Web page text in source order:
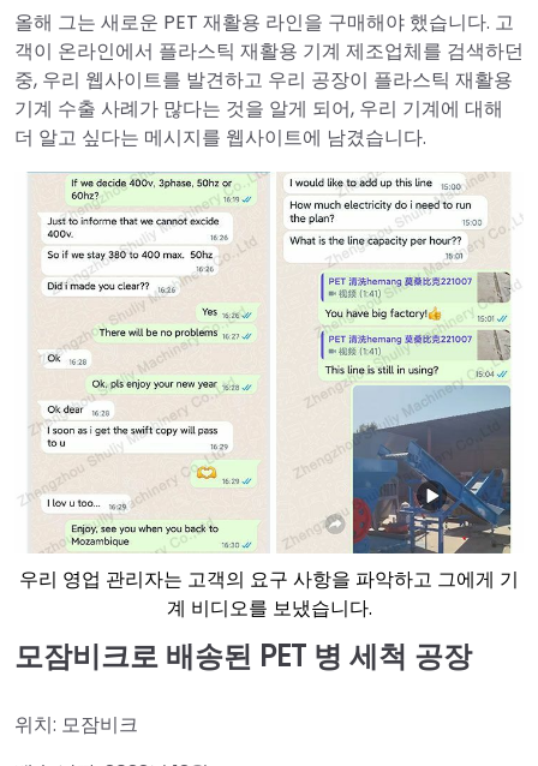
올해 그는 새로운 PET 재활용 라인을 구매해야 했습니다. 고
객이 온라인에서 플라스틱 재활용 기계 제조업체를 검색하던
중, 우리 웹사이트를 발견하고 우리 공장이 플라스틱 재활용
기계 수출 사례가 많다는 것을 알게 되어, 우리 기계에 대해
더 알고 싶다는 메시지를 웹사이트에 남겼습니다.
우리 영업 관리자는 고객의 요구 사항을 파악하고 그에게 기
계 비디오를 보냈습니다.
모잠비크로 배송된 PET 병 세척 공장
위치: 모잠비크